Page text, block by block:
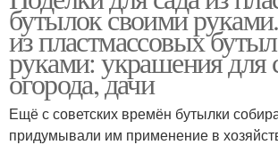
бутылок своими
из пластмассовых
руками: украшения для
огорода, дачи
Ещё с советских времён бутылки
придумывали им применение в